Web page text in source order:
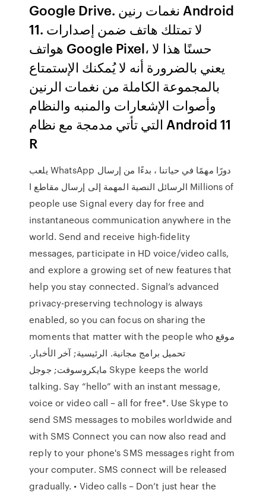
Google Drive. نغمات رنين Android
11. لا تمتلك هاتف ضمن إصدارات
هواتف Google Pixel، حسنًا هذا لا
يعني بالضرورة أنه لا يُمكنك الإستمتاع
بالمجموعة الكاملة من نغمات الرنين
وأصوات الإشعارات والمنبه والنظام
التي تأتي مدمجة مع نظام Android 11
R
يلعب WhatsApp دورًا مهمًا في حياتنا ، بدءًا من إرسال
الرسائل النصية المهمة إلى إرسال مقاطع ا Millions of
people use Signal every day for free and
instantaneous communication anywhere in the
world. Send and receive high-fidelity
messages, participate in HD voice/video calls,
and explore a growing set of new features that
help you stay connected. Signal’s advanced
privacy-preserving technology is always
enabled, so you can focus on sharing the
moments that matter with the people who موقع
تحميل برامج مجانية. الرئيسية; آخر الأخبار.
مايكروسوفت; جوجل Skype keeps the world
talking. Say “hello” with an instant message,
voice or video call – all for free*. Use Skype to
send SMS messages to mobiles worldwide and
with SMS Connect you can now also read and
reply to your phone's SMS messages right from
your computer. SMS connect will be released
gradually. • Video calls – Don’t just hear the